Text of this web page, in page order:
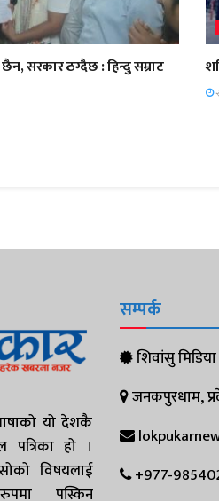
सरकार ठग्दैछ : हिन्दु सम्राट
यो देशकै
पत्रिका हो ।
विषयलाई
पस्किन
सम्पर्क
शिवांसु मिडिया
जनकपुरधाम,
+977-